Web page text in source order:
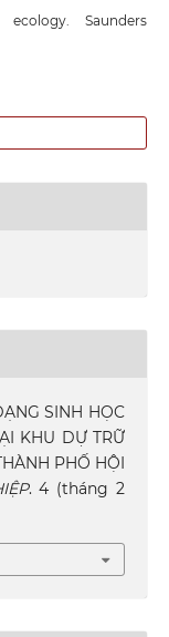
Saunders
SINH HỌC
KHU DỰ TRỮ
PHỐ HỘI
. 4 (tháng 2